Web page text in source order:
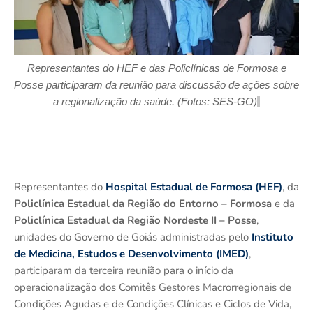
Representantes do HEF e das Policlínicas de Formosae
Posse participaram da reunião para discussão de ações sobre
a regionalização da saúde. (Fotos: SES-GO)
Representantes do Hospital Estadual de Formosa (HEF), da
Policlínica Estadual da Região do Entorno – Formosa e da
Policlínica Estadual da Região Nordeste II – Posse,
unidades do Governo de Goiás administradas pelo Instituto
de Medicina, Estudos e Desenvolvimento (IMED),
participaram da terceira reunião para o início da
operacionalização dos Comitês Gestores Macrorregionais de
Condições Agudas e de Condições Clínicas e Ciclos de Vida,